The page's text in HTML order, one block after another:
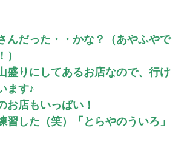
んだった・・かな？
（あやふやで
盛りにしてあるお店なので、行け
ます♪
お店もいっぱい！
習した（笑）
「とらやのういろ」